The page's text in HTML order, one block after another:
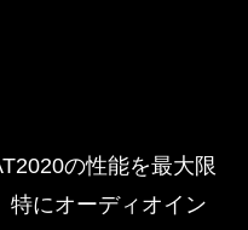
の性能を最大限
特にオーディオイン